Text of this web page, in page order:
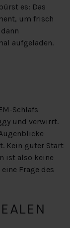
es: Das
um frisch
aufgeladen.
Schlafs
und verwirrt.
Kein guter Start
ist also keine
Frage des